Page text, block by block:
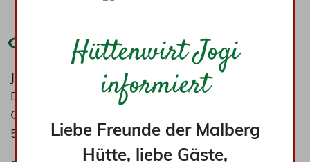
Hüttenwirt Jogi
informiert
Liebe Freunde der Malberg
Hütte, liebe Gäste,
Impressum
Jürgen Hühner
Dorfstraße 10
Ortsteil Hähnen
53547 Hausen